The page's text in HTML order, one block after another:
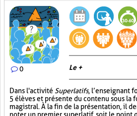
0 Le +
Dans l'activité Superlatifs, l’enseignant
5 élèves et présente du contenu sous la
magistral. À la fin de la présentation, il